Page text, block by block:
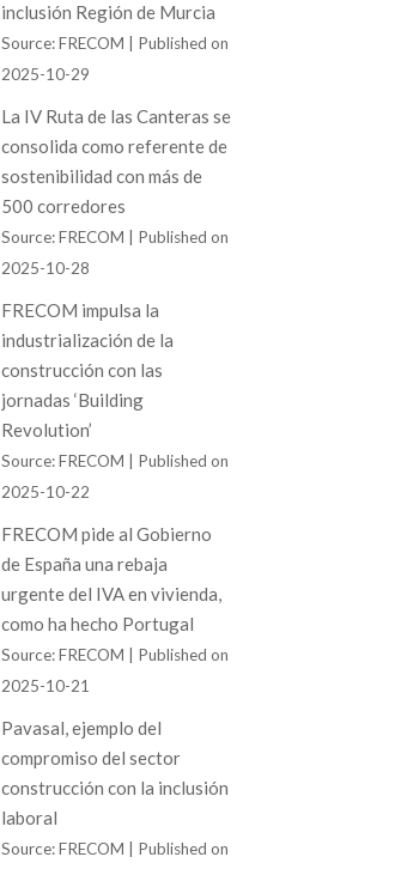
inclusión Región de Murcia
Source: FRECOM
Published on
2025-10-29
La IV Ruta de las Canteras se
consolida como referente de
sostenibilidad con más de
500 corredores
Source: FRECOM
Published on
2025-10-28
FRECOM impulsa la
industrialización de la
construcción con las
jornadas ‘Building
Revolution’
Source: FRECOM
Published on
2025-10-22
FRECOM pide al Gobierno
de España una rebaja
urgente del IVA en vivienda,
como ha hecho Portugal
Source: FRECOM
Published on
2025-10-21
Pavasal, ejemplo del
compromiso del sector
construcción con la inclusión
laboral
Source: FRECOM
Published on